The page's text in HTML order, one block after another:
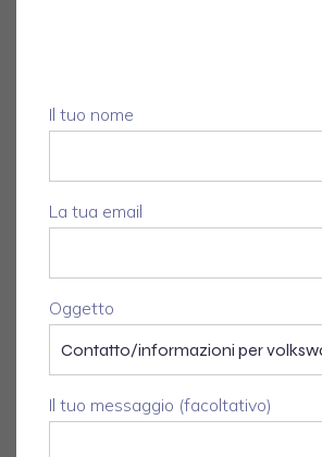
Il tuo nome
La tua email
Oggetto
Il tuo messaggio (facoltativo)